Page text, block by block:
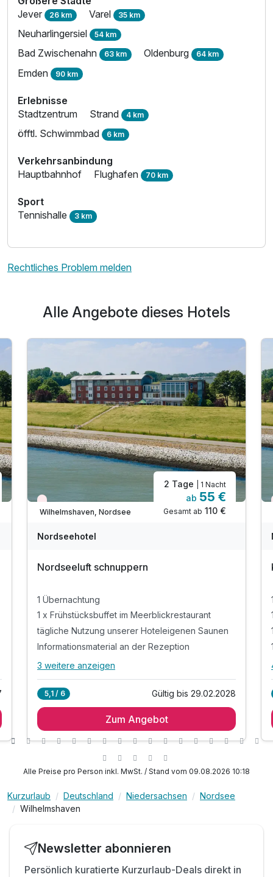
Ausstattung
Zusatznächte
Für 3 Tage
Jever 26 km Varel 35 km
Neuharlingersiel 54 km
Bad Zwischenahn 63 km Oldenburg 64 km
Emden 90 km
Erlebnisse
Stadtzentrum
Strand 4 km
öfftl. Schwimmbad 6 km
Verkehrsanbindung
Hauptbahnhof
Flughafen 70 km
Sport
Tennishalle 3 km
Rechtliches Problem melden
Alle Angebote dieses Hotels
Wieder frei ab November
Wilhelmshaven, Nordsee
2 Tage | 1 Nacht
ab 55 €
Gesamt ab 110 €
Nordseehotel
Nordseeluft schnuppern
1 Übernachtung
1 x Frühstücksbuffet im Meerblickrestaurant
tägliche Nutzung unserer Hoteleigenen Saunen
Informationsmaterial an der Rezeption
Alle Inklusivleistungen
1 x Frühstücksbuffet im Meerblickrestaurant
1 Flasche Wasser auf ihrem Zimmer
inkl. W-Lan
3 weitere anzeigen
5,1 / 6 Gültig bis 29.02.2028
Zum Angebot
Alle Preise pro Person inkl. MwSt. / Stand vom 09.08.2026 10:18
Kurzurlaub Deutschland Niedersachsen
Nordsee
Wilhelmshaven
Newsletter abonnieren
Persönlich kuratierte Kurzurlaub-Deals direkt in